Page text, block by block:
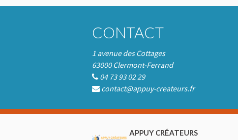
CONTACT
1 avenue des Cottages
63000 Clermont-Ferrand
04 73 93 02 29
contact@appuy-createurs.fr
APPUY CRÉATEURS